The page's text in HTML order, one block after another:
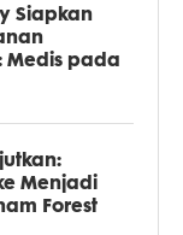
Siapkan
Medis pada
Menjadi
Forest